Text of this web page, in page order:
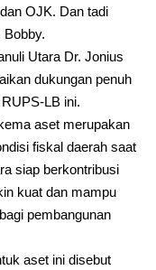
OJK. Dan tadi
Bobby.
Utara Dr. Jonius
dukungan penuh
LB ini.
aset merupakan
fiskal daerah saat
siap berkontribusi
kuat dan mampu
pembangunan
aset ini disebut